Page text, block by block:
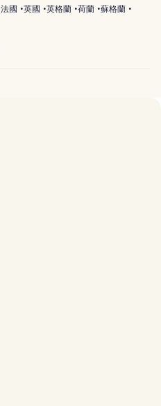
法國 英國 英格蘭 荷蘭 蘇格蘭